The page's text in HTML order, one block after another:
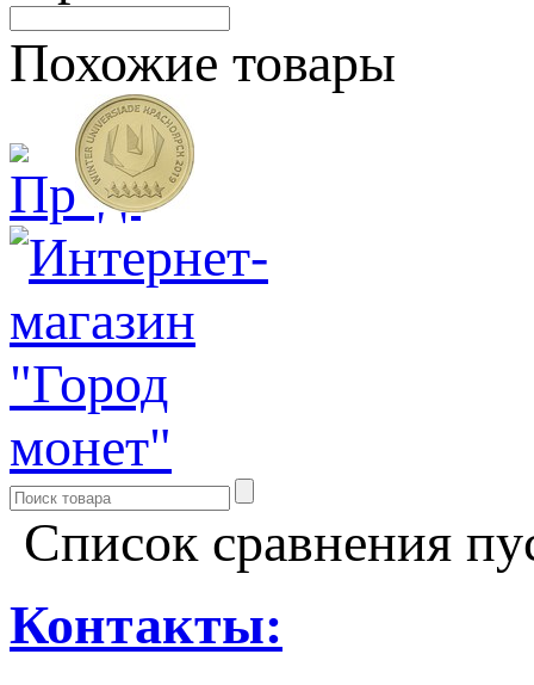
Похожие товары
Список сравнения
Контакты: